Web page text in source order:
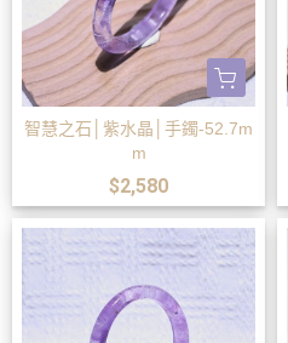
智慧之石│紫水晶│手鐲-52.7m
m
$2,580